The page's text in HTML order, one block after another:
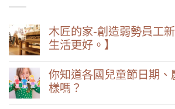
木匠的家-創造弱勢員工
生活更好。】
你知道各國兒童節日期
樣嗎？